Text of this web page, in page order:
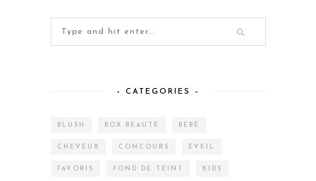
– CATEGORIES –
BLUSH BOX BEAUTÉ BÉBÉ
CHEVEUX CONCOURS EVEIL
FAVORIS FOND DE TEINT KIDS